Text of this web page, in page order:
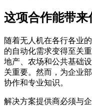
这项合作能带来
随着无人机在各行各业
的自动化需求变得至关
地产、农场和公共基础
关重要。然而，为企业
协作和专业知识。
解决方案提供商必须与